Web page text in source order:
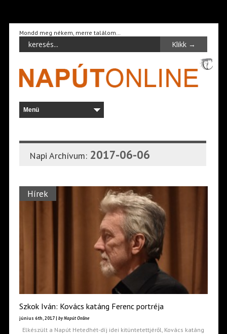
Mondd meg nékem, merre találom…
Napi Archívum: 2017-06-06
Hírek
Szkok Iván: Kovács katáng Ferenc portréja
június 6th, 2017 | by Napút Online
Elkészült a Napút Hetedhét-díj idei kitüntetettjéről, Kovács katáng